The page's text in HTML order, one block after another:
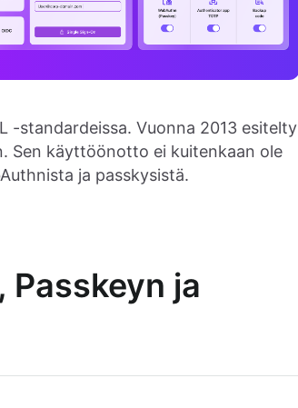
-standardeissa. Vuonna 2013 esitelty
Sen käyttöönotto ei kuitenkaan ole
ja passkysistä.
Passkeyn ja